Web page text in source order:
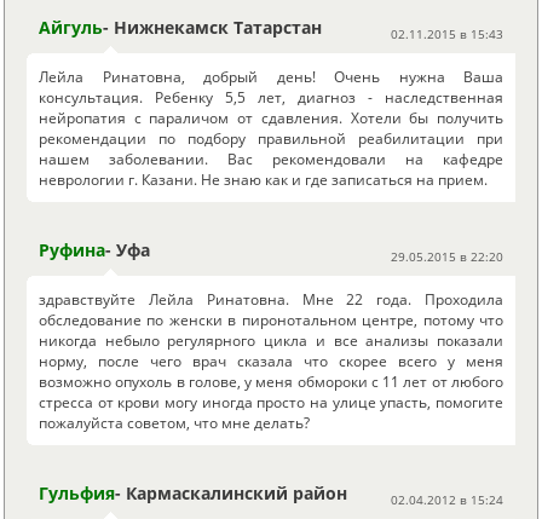
Айгуль- Нижнекамск Татарстан 02.11.2015 в 15:43
Лейла Ринатовна, добрый день! Очень нужна Ваша
консультация. Ребенку 5,5 лет, диагноз - наследственная
нейропатия с параличом от сдавления. Хотели бы получить
рекомендации по подбору правильной реабилитации при
нашем заболевании. Вас рекомендовали на кафедре
неврологии г. Казани. Не знаю как и где записаться на прием.
Руфина- Уфа 29.05.2015 в 22:20
здравствуйте Лейла Ринатовна. Мне 22 года. Проходила
обследование по женски в пиронотальном центре, потому что
никогда небыло регулярного цикла и все анализы показали
норму, после чего врач сказала что скорее всего у меня
возможно опухоль в голове, у меня обмороки с 11 лет от любого
стресса от крови могу иногда просто на улице упасть, помогите
пожалуйста советом, что мне делать?
Гульфия- Кармаскалинский район 02.04.2012 в 15:24